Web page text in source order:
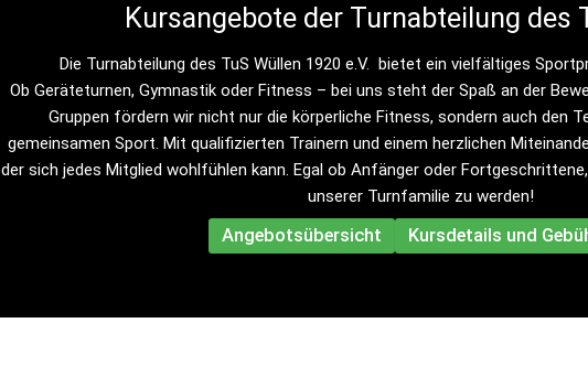
Kursangebote der Turnabteilung des
Die Turnabteilung des TuS Wüllen 1920 e.V.  bietet ein vielfältiges
Ob Geräteturnen, Gymnastik oder Fitness – bei uns steht der Spaß an der
Gruppen fördern wir nicht nur die körperliche Fitness, sondern auch den
gemeinsamen Sport. Mit qualifizierten Trainern und einem herzlichen
der sich jedes Mitglied wohlfühlen kann. Egal ob Anfänger oder
unserer Turnfamilie zu werden!
Angebotsübersicht Kursdetails und